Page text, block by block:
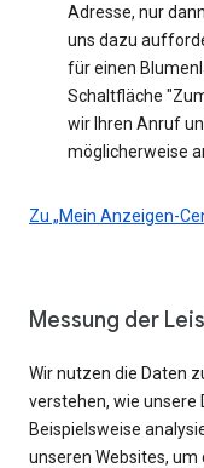
Adresse, nur
uns dazu
für einen
Schaltfläche
wir Ihren Anruf
möglicherweise
Zu „Mein Anzeigen-
Messung der
Wir nutzen die Daten
verstehen, wie unsere
Beispielsweise
unseren Websites, um